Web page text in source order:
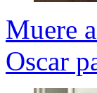
Muere
Oscar